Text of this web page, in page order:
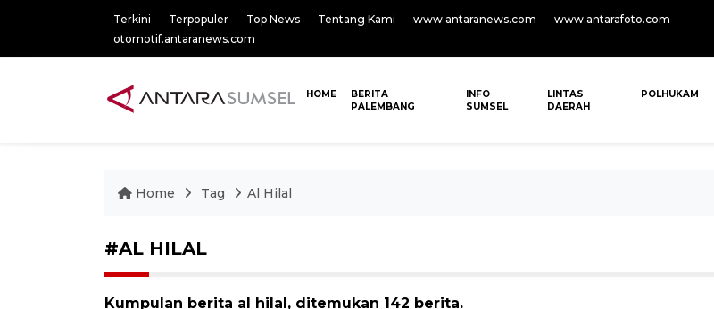
Terkini Terpopuler Top News Tentang Kami www.antaranews.com
www.antarafoto.com
otomotif.antaranews.com
HOME
BERITA
PALEMBANG
INFO
SUMSEL
LINTAS
DAERAH
POLHUKAM
Home Tag Al Hilal
#AL HILAL
Kumpulan berita al hilal, ditemukan 142 berita.